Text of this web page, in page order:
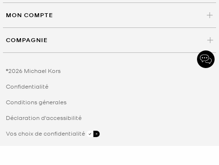
MON COMPTE
COMPAGNIE
©2026 Michael Kors
Confidentialité
Conditions génerales
Déclaration d'accessibilité
Vos choix de confidentialité